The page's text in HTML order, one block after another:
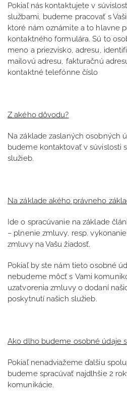
Pokiaľ nás kontaktujete v
službami, budeme pracovať s
ktoré nám oznámite a to hlavne
kontaktného formulára. Sú to
meno a priezvisko, adresu,
mailovú adresu, fakturačnú
kontaktné telefónne číslo
Z akého dôvodu?
Na základe zaslaných osobných
budeme kontaktovať v súvislosti
služieb.
Na základe akého právneho
Ide o spracúvanie na základe
– plnenie zmluvy, resp.
zmluvy na Vašu žiadosť.
Pokiaľ by ste nám tieto osobné
nebudeme môcť s Vami
uzatvorenia zmluvy o dodaní
poskytnutí našich služieb.
Ako dlho budeme osobné údaje
Pokiaľ nenadviažeme ďalšiu
budeme spracúvať najdlhšie 2
komunikácie.